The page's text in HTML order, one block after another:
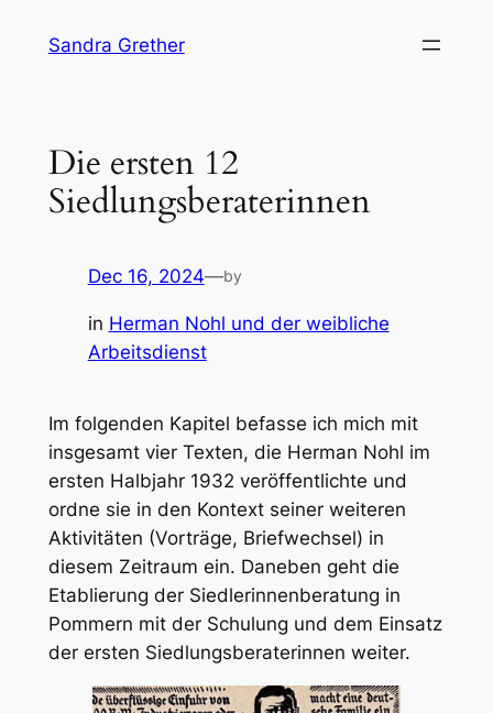
Sandra Grether
Die ersten 12
Siedlungsberaterinnen
Dec 16, 2024—by
in Herman Nohl und der weibliche
Arbeitsdienst
Im folgenden Kapitel befasse ich mich mit
insgesamt vier Texten, die Herman Nohl im
ersten Halbjahr 1932 veröffentlichte und
ordne sie in den Kontext seiner weiteren
Aktivitäten (Vorträge, Briefwechsel) in
diesem Zeitraum ein. Daneben geht die
Etablierung der Siedlerinnenberatung in
Pommern mit der Schulung und dem Einsatz
der ersten Siedlungsberaterinnen weiter.